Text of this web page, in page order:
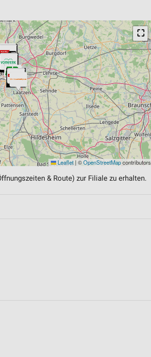
⛶
Leaflet | ©OpenStreetMapcontributors
& Route) zur Filiale zu erhalten.